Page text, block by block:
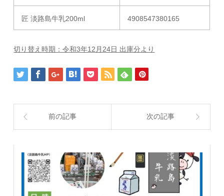
匠 淡路島牛乳200ml 4908547380165
切り替え時期：令和3年12月24日 出庫分より
前の記事 次の記事